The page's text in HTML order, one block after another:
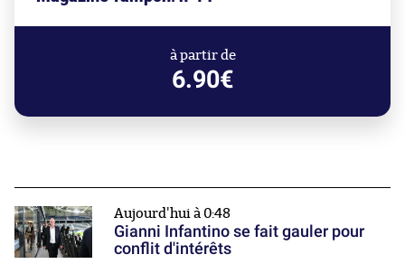
à partir de
6.90€
Aujourd'hui à 0:48
Gianni Infantino se fait gauler pour
conflit d'intérêts